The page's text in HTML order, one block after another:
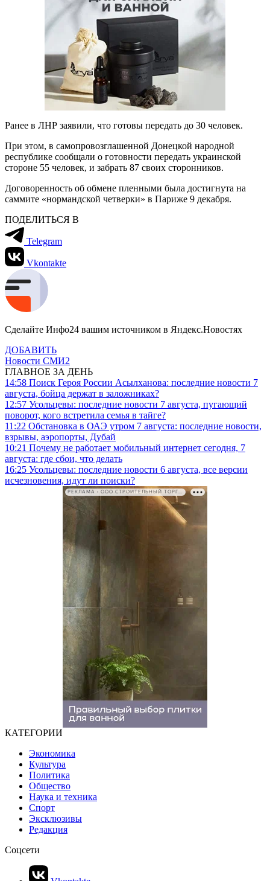
Ранее в ЛНР заявили, что готовы передать до 30 человек.
При этом, в самопровозглашенной Донецкой народной
республике сообщали о готовности передать украинской
стороне 55 человек, и забрать 87 своих сторонников.
Договоренность об обмене пленными была достигнута на
саммите «нормандской четверки» в Париже 9 декабря.
ПОДЕЛИТЬСЯ В
Telegram
Vkontakte
Сделайте Инфо24 вашим источником в Яндекс.Новостях
ДОБАВИТЬ
Новости СМИ2
ГЛАВНОЕ ЗА ДЕНЬ
14:58 Поиск Героя России Асылханова: последние новости 7
августа, бойца держат в заложниках?
12:57 Усольцевы: последние новости 7 августа, пугающий
поворот, кого встретила семья в тайге?
11:22 Обстановка в ОАЭ утром 7 августа: последние новости,
взрывы, аэропорты, Дубай
10:21 Почему не работает мобильный интернет сегодня, 7
августа: где сбои, что делать
16:25 Усольцевы: последние новости 6 августа, все версии
исчезновения, идут ли поиски?
РЕКЛАМА • ООО СТРОИТЕЛЬНЫЙ ТОРГОВЫЙ ДОМ «ПЕТРОВИЧ». ИНН: 7802348846
КАТЕГОРИИ
Экономика
Культура
Политика
Общество
Наука и техника
Спорт
Эксклюзивы
Редакция
Соцсети